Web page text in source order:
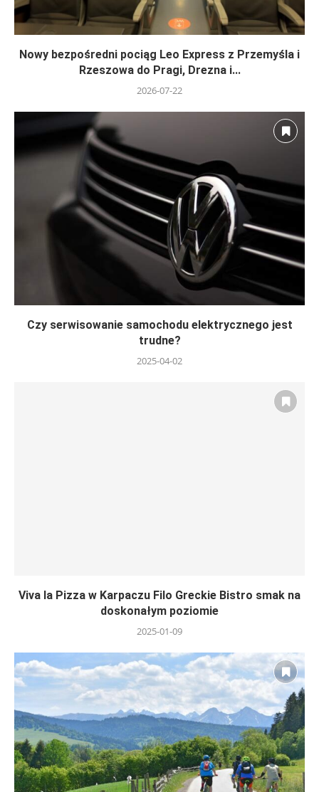
Nowy bezpośredni pociąg Leo Express z Przemyśla i
Rzeszowa do Pragi, Drezna i...
2026-07-22
Czy serwisowanie samochodu elektrycznego jest
trudne?
2025-04-02
Viva la Pizza w Karpaczu Filo Greckie Bistro smak na
doskonałym poziomie
2025-01-09